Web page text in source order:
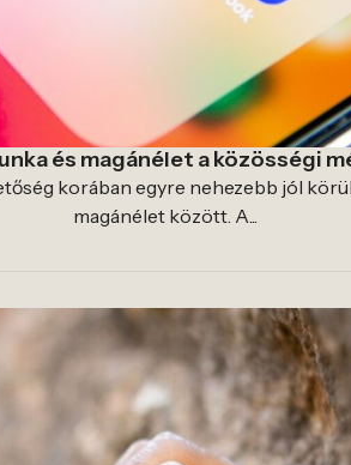
és magánélet a közösségi
korában egyre nehezebb jól
magánélet között. A...